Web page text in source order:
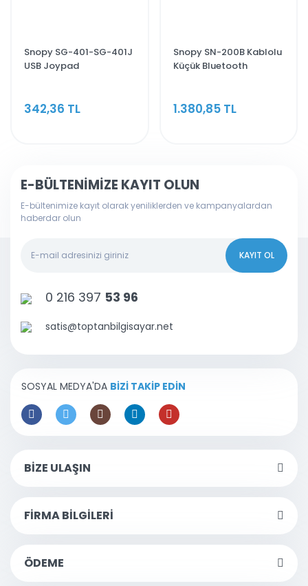
Snopy SG-401-SG-401J
USB Joypad
342,36 TL
Snopy SN-200B Kablolu
Küçük Bluetooth
1.380,85 TL
E-BÜLTENİMİZE KAYIT OLUN
E-bültenimize kayıt olarak yeniliklerden ve kampanyalardan
haberdar olun
KAYIT OL
0 216 397 53 96
satis@toptanbilgisayar.net
SOSYAL MEDYA'DA BİZİ TAKİP EDİN
BİZE ULAŞIN
FİRMA BİLGİLERİ
ÖDEME